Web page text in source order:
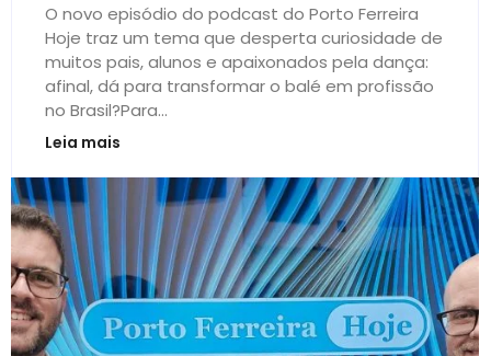
O novo episódio do podcast do Porto Ferreira
Hoje traz um tema que desperta curiosidade de
muitos pais, alunos e apaixonados pela dança:
afinal, dá para transformar o balé em profissão
no Brasil?Para...
Leia mais